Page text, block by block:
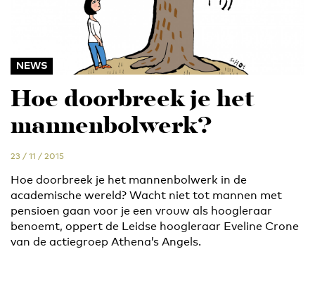
NEWS
Hoe doorbreek je het
mannenbolwerk?
23 / 11 / 2015
Hoe doorbreek je het mannenbolwerk in de
academische wereld? Wacht niet tot mannen met
pensioen gaan voor je een vrouw als hoogleraar
benoemt, oppert de Leidse hoogleraar Eveline Crone
van de actiegroep Athena’s Angels.